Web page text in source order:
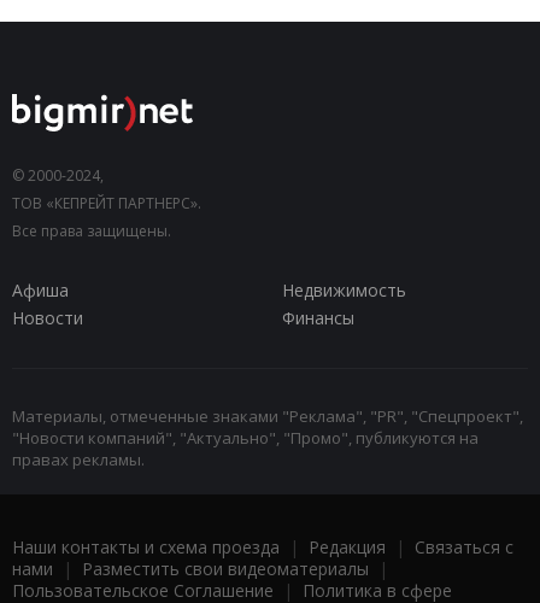
© 2000-2024,
ТОВ «КЕПРЕЙТ ПАРТНЕРС».
Все права защищены.
Афиша
Недвижимость
Новости
Финансы
Материалы, отмеченные знаками "Реклама", "PR", "Спецпроект",
"Новости компаний", "Актуально", "Промо", публикуются на
правах рекламы.
Наши контакты и схема проезда | Редакция | Связаться с
нами | Разместить свои видеоматериалы |
Пользовательское Соглашение |
Политика в сфере